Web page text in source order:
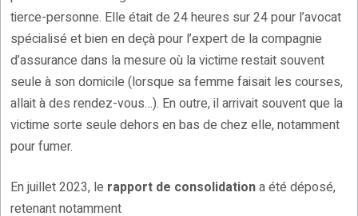
tierce-personne. Elle était de 24 heures sur 24 pour l’avocat
spécialisé et bien en deçà pour l’expert de la compagnie
d’assurance dans la mesure où la victime restait souvent
seule à son domicile (lorsque sa femme faisait les courses,
allait à des rendez-vous…). En outre, il arrivait souvent que la
victime sorte seule dehors en bas de chez elle, notamment
pour fumer.
En juillet 2023, le rapport de consolidationa été déposé,
retenant notamment